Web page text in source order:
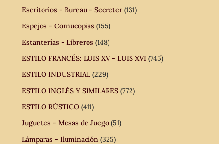
Escritorios - Bureau - Secreter (131)
Espejos - Cornucopias (155)
Estanterías - Libreros (148)
ESTILO FRANCÉS: LUIS XV - LUIS XVI (745)
ESTILO INDUSTRIAL (229)
ESTILO INGLÉS Y SIMILARES (772)
ESTILO RÚSTICO (411)
Juguetes - Mesas de Juego (51)
Lámparas - Iluminación (325)